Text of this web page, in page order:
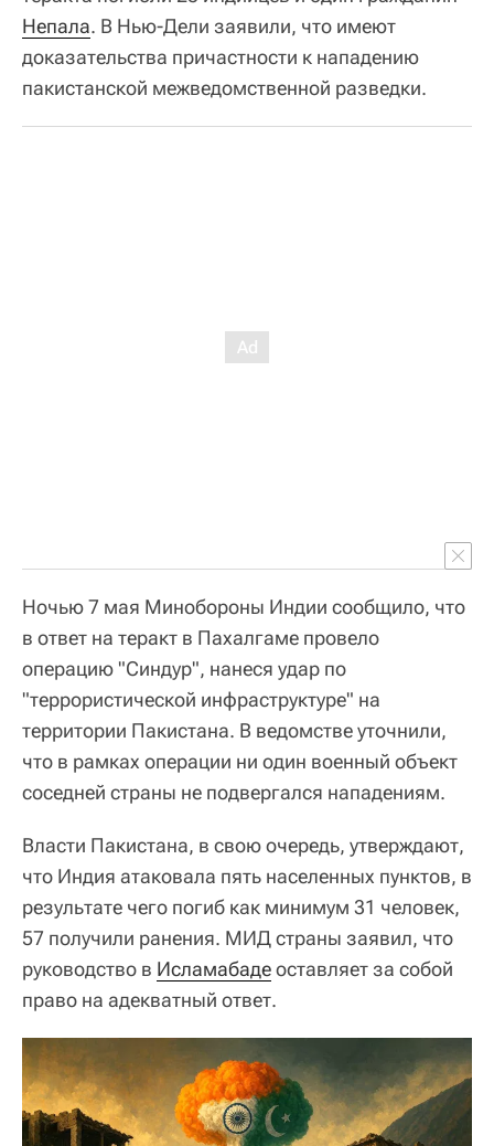
Непала. В Нью-Дели заявили, что имеют
доказательства причастности к нападению
пакистанской межведомственной разведки.
Ночью 7 мая Минобороны Индии сообщило, что
в ответ на теракт в Пахалгаме провело
операцию "Синдур", нанеся удар по
"террористической инфраструктуре" на
территории Пакистана. В ведомстве уточнили,
что в рамках операции ни один военный объект
соседней страны не подвергался нападениям.
Власти Пакистана, в свою очередь, утверждают,
что Индия атаковала пять населенных пунктов, в
результате чего погиб как минимум 31 человек,
57 получили ранения. МИД страны заявил, что
руководство в Исламабадеоставляет за собой
право на адекватный ответ.